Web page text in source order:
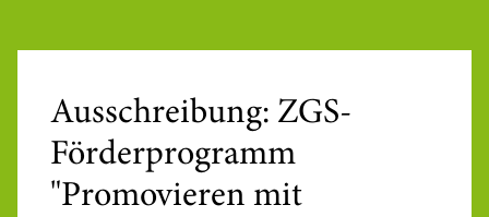
Ausschreibung: ZGS-
Förderprogramm
"Promovieren mit